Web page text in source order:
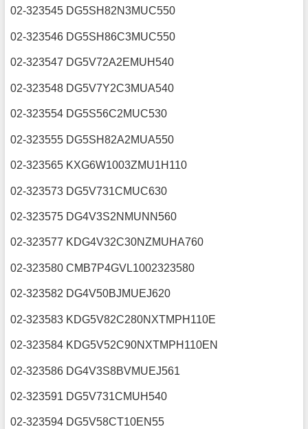
02-323545 DG5SH82N3MUC550
02-323546 DG5SH86C3MUC550
02-323547 DG5V72A2EMUH540
02-323548 DG5V7Y2C3MUA540
02-323554 DG5S56C2MUC530
02-323555 DG5SH82A2MUA550
02-323565 KXG6W1003ZMU1H110
02-323573 DG5V731CMUC630
02-323575 DG4V3S2NMUNN560
02-323577 KDG4V32C30NZMUHA760
02-323580 CMB7P4GVL1002323580
02-323582 DG4V50BJMUEJ620
02-323583 KDG5V82C280NXTMPH110E
02-323584 KDG5V52C90NXTMPH110EN
02-323586 DG4V3S8BVMUEJ561
02-323591 DG5V731CMUH540
02-323594 DG5V58CT10EN55